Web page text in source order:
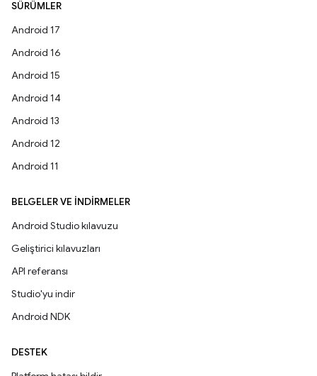
SÜRÜMLER
Android 17
Android 16
Android 15
Android 14
Android 13
Android 12
Android 11
BELGELER VE İNDIRMELER
Android Studio kılavuzu
Geliştirici kılavuzları
API referansı
Studio'yu indir
Android NDK
DESTEK